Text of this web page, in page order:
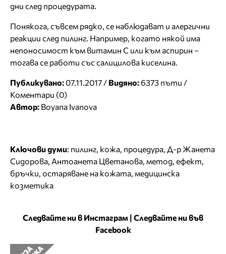
дни след процедурата.
Понякога, съвсем рядко, се наблюдават и алергични
реакции след пилинг. Например, когато някой има
непоносимост към витамин C или към аспирин –
тогава се работи със салицилова киселина.
Публикувано: 07.11.2017 / Видяно:6373 пъти /
Коментари (0)
Автор: Boyana Ivanova
Ключови думи: пилинг, кожа, процедура, Д-р Жанета
Сидорова, Антоанета Цветанова, метод, ефект,
бръчки, остаряване на кожата, медицинска
козметика
Следвайте ни в Инстаграм | Следвайте ни във
Facebook